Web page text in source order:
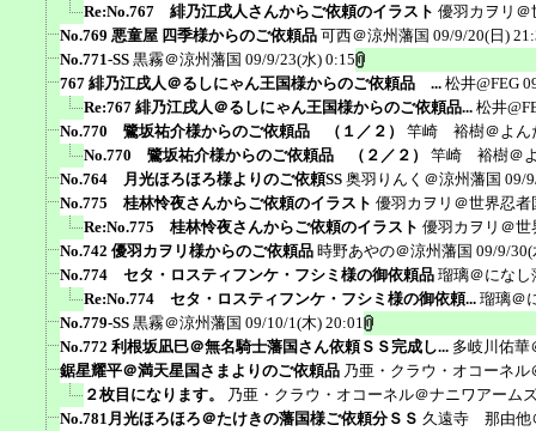
Re:No.767 緋乃江戌人さんからご依頼のイラスト 優羽カヲリ＠
No.769 悪童屋 四季様からのご依頼品 可西＠涼州藩国 09/9/20(日)
No.771-SS 黒霧＠涼州藩国 09/9/23(水) 0:15
767 緋乃江戌人＠るしにゃん王国様からのご依頼品 ... 松井@FEG
Re:767 緋乃江戌人＠るしにゃん王国様からのご依頼品... 松井
No.770 鷺坂祐介様からのご依頼品 （１／２）
竿崎 裕樹＠よん
No.770 鷺坂祐介様からのご依頼品 （２／２）
竿崎 裕樹＠
No.764 月光ほろほろ様よりのご依頼SS 奥羽りんく＠涼州藩国 09/
No.775 桂林怜夜さんからご依頼のイラスト 優羽カヲリ＠世界忍者
Re:No.775 桂林怜夜さんからご依頼のイラスト 優羽カヲリ＠世
No.742 優羽カヲリ様からのご依頼品 時野あやの＠涼州藩国 09/9/30(
No.774 セタ・ロスティフンケ・フシミ様の御依頼品 瑠璃＠になし
Re:No.774 セタ・ロスティフンケ・フシミ様の御依頼... 瑠璃＠
No.779-SS 黒霧＠涼州藩国 09/10/1(木) 20:01
No.772 利根坂凪巳＠無名騎士藩国さん依頼ＳＳ完成し... 多岐川佑華
鋸星耀平＠満天星国さまよりのご依頼品 乃亜・クラウ・オコーネ
２枚目になります。
乃亜・クラウ・オコーネル＠ナニワアーム
No.781月光ほろほろ＠たけきの藩国様ご依頼分ＳＳ 久遠寺 那由他